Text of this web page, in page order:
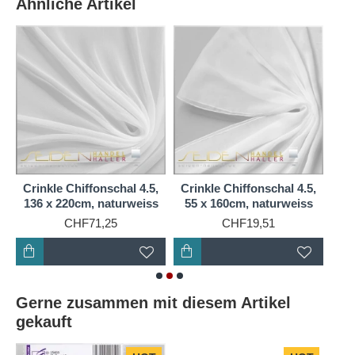
wie zum Beispiel romantische Betthimmel.
Crinkle Chiffon kann mit allen bekannten Färbe- und
Seidenmaltechniken sowie mit Stoffdruck und
Schablonenmalerei geschmückt werden.
Interessante Effekte ergeben sich beim Nuno-Filzen:
bei dünnen Filzauflagen überträgt sich die feine
Borkenstruktur des Crinkle Chiffon besonders
dekorativ auf den Filzstoff.
Ähnliche Artikel
Crinkle Chiffonschal 4.5,
136 x 220cm, naturweiss
CHF71,25
Crinkle Chiffonschal 4.5,
55 x 160cm, naturweiss
CHF19,51
Gerne zusammen mit diesem Artikel
gekauft